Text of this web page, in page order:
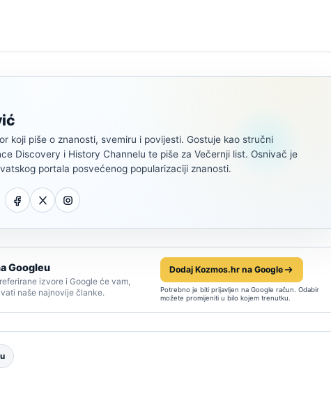
koji piše o znanosti, svemiru i povijesti. Gostuje kao stručni
Discovery i History Channelu te piše za Večernji list. Osnivač je
portala posvećenog popularizaciji znanosti.
Googleu
izvore i Google će vam,
naše najnovije članke.
Dodaj Kozmos.hr na Google
Potrebno je biti prijavljen na Google račun. Odabir
možete promijeniti u bilo kojem trenutku.